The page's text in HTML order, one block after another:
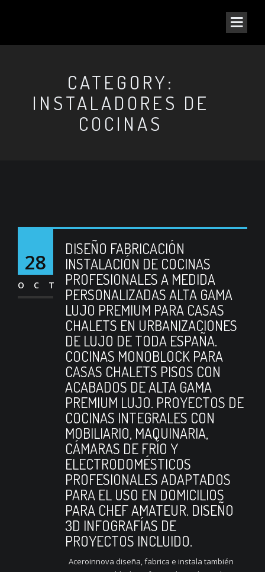
CATEGORY:
INSTALADORES DE
COCINAS
28
OCT
DISEÑO FABRICACIÓN
INSTALACIÓN DE COCINAS
PROFESIONALES A MEDIDA
PERSONALIZADAS ALTA GAMA
LUJO PREMIUM PARA CASAS
CHALETS EN URBANIZACIONES
DE LUJO DE TODA ESPAÑA.
COCINAS MONOBLOCK PARA
CASAS CHALETS PISOS CON
ACABADOS DE ALTA GAMA
PREMIUM LUJO. PROYECTOS DE
COCINAS INTEGRALES CON
MOBILIARIO, MAQUINARIA,
CÁMARAS DE FRÍO Y
ELECTRODOMÉSTICOS
PROFESIONALES ADAPTADOS
PARA EL USO EN DOMICILIOS
PARA CHEF AMATEUR. DISEÑO
3D INFOGRAFÍAS DE
PROYECTOS INCLUIDO.
Aceroinnova diseña, fabrica e instala también